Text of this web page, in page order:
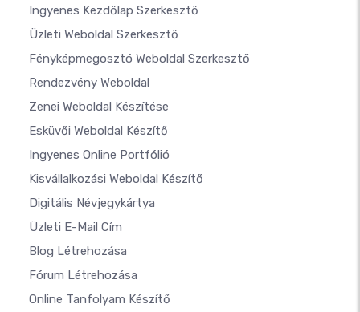
Ingyenes Kezdőlap Szerkesztő
Üzleti Weboldal Szerkesztő
Fényképmegosztó Weboldal Szerkesztő
Rendezvény Weboldal
Zenei Weboldal Készítése
Esküvői Weboldal Készítő
Ingyenes Online Portfólió
Kisvállalkozási Weboldal Készítő
Digitális Névjegykártya
Üzleti E-Mail Cím
Blog Létrehozása
Fórum Létrehozása
Online Tanfolyam Készítő